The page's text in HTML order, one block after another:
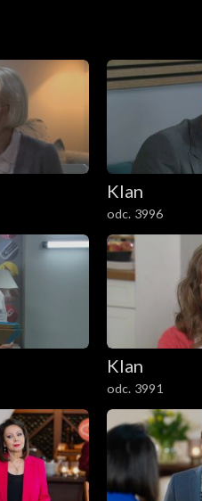
ich współpraca.
Klan
odc. 3996
Klan
odc. 3991